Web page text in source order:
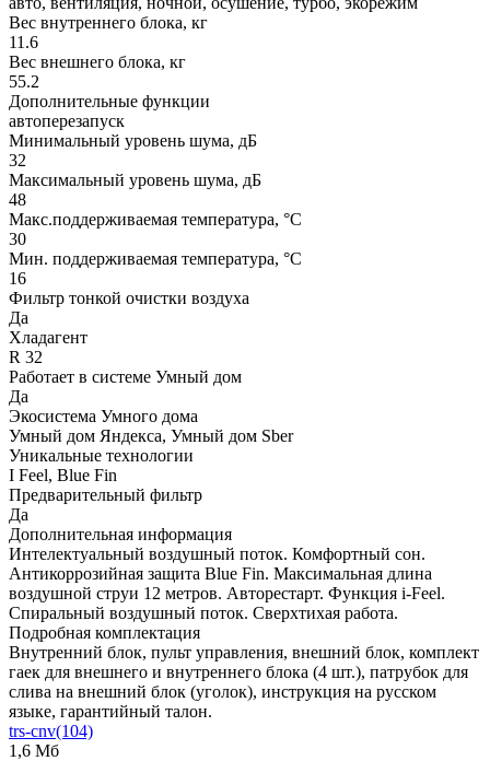
Вес внутреннего блока, кг
11.6
Вес внешнего блока, кг
55.2
Дополнительные функции
автоперезапуск
Минимальный уровень шума, дБ
32
Максимальный уровень шума, дБ
48
Макс.поддерживаемая температура, °C
30
Мин. поддерживаемая температура, °C
16
Фильтр тонкой очистки воздуха
Да
Хладагент
R 32
Работает в системе Умный дом
Да
Экосистема Умного дома
Умный дом Яндекса, Умный дом Sber
Уникальные технологии
I Feel, Blue Fin
Предварительный фильтр
Да
Дополнительная информация
Интелектуальный воздушный поток. Комфортный сон.
Антикоррозийная защита Blue Fin. Максимальная длина
воздушной струи 12 метров. Авторестарт. Функция i-Feel.
Спиральный воздушный поток. Сверхтихая работа.
Подробная комплектация
Внутренний блок, пульт управления, внешний блок, комплект
гаек для внешнего и внутреннего блока (4 шт.), патрубок для
слива на внешний блок (уголок), инструкция на русском
языке, гарантийный талон.
trs-cnv(104)
1,6 Мб